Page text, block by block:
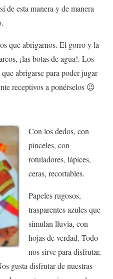
de esta manera y de manera
que abrigarnos. El gorro y la
¡las botas de agua!. Los
abrigarse para poder jugar
receptivos a ponérselos 😉
Con los dedos, con
pinceles, con
rotuladores, lápices,
ceras, recortables.
Papeles rugosos,
trasparentes azules que
simulan lluvia, con
hojas de verdad. Todo
nos sirve para disfrutar,
gusta disfrutar de nuestras